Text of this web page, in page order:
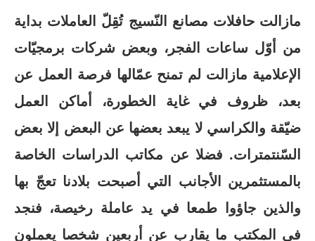
مازالت حافلات مصانع النّسيج تُقِلّ العاملات بداية
من أوّل ساعات الفجر، وبعض شركات برمجيّات
الإعلامية مازالت لم تمنح عمّالها فرصة العمل عن
بعد، ظروف في غاية الخطورة، أماكن العمل
ضيّقة والكراسي لا يبعد بعضها عن البعض إلا بعض
السّنتمترات. فضلا عن مكاتب الدراسات الخاصة
بالمستثمرين الأجانب التي أصبحت بلادنا تعجّ بها
والذين جاؤوا طمعا في يد عاملة رخيصة، فنجد
في المكتب ما يقارب عن أربعين شخصا يعملون